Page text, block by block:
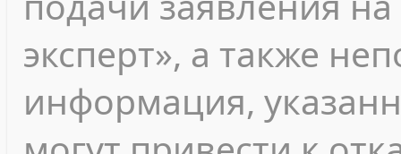
эксперт», а также
информация,